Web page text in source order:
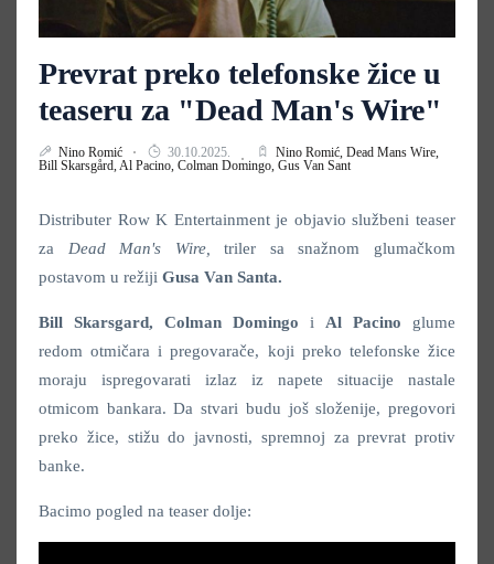
Prevrat preko telefonske žice u
teaseru za "Dead Man's Wire"
Nino Romić 30.10.2025. Nino Romić, Dead Mans Wire,
Bill Skarsgård,Al Pacino, Colman Domingo, Gus Van Sant
Distributer Row K Entertainment je objavio službeni teaser
za Dead Man's Wire,triler sa snažnom glumačkom
postavom u režiji Gusa Van Santa.
Bill Skarsgard, Colman Domingo i Al Pacino glume
redom otmičara i pregovarače, koji preko telefonske žice
moraju ispregovarati izlaz iz napete situacije nastale
otmicom bankara. Da stvari budu još složenije, pregovori
preko žice, stižu do javnosti, spremnoj za prevrat protiv
banke.
Bacimo pogled na teaser dolje: